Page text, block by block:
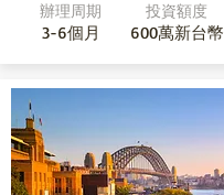
辦理周期
3-6個月
投資額度
600萬新台幣